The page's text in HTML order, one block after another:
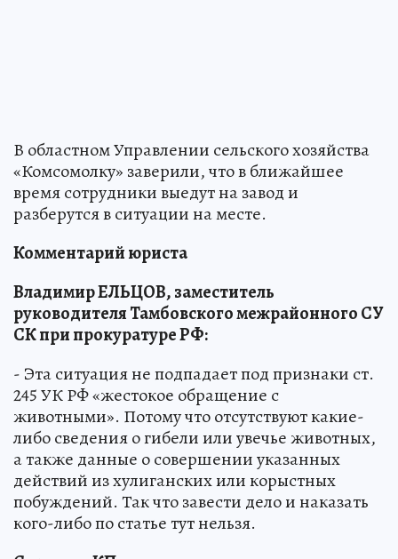
В областном Управлении сельского хозяйства
«Комсомолку» заверили, что в ближайшее
время сотрудники выедут на завод и
разберутся в ситуации на месте.
Комментарий юриста
Владимир ЕЛЬЦОВ, заместитель
руководителя Тамбовского межрайонного СУ
СК при прокуратуре РФ:
- Эта ситуация не подпадает под признаки ст.
245 УК РФ «жестокое обращение с
животными». Потому что отсутствуют какие-
либо сведения о гибели или увечье животных,
а также данные о совершении указанных
действий из хулиганских или корыстных
побуждений. Так что завести дело и наказать
кого-либо по статье тут нельзя.